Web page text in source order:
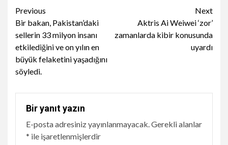
Continue
Reading
Previous
Bir bakan, Pakistan’daki
sellerin 33 milyon insanı
etkilediğini ve on yılın en
büyük felaketini yaşadığını
söyledi.
Next
Aktris Ai Weiwei ‘zor’
zamanlarda kibir konusunda
uyardı
Bir yanıt yazın
E-posta adresiniz yayınlanmayacak. Gerekli alanlar
* ile işaretlenmişlerdir